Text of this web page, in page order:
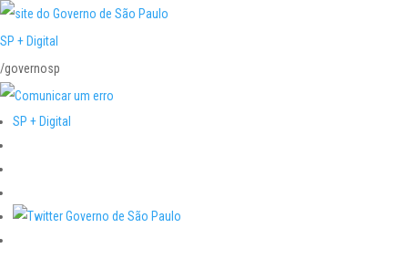
SP + Digital
/governosp
SP + Digital